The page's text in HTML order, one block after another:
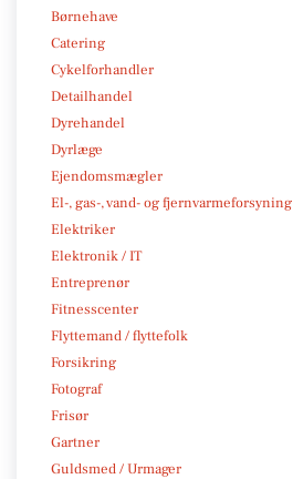
Børnehave
Catering
Cykelforhandler
Detailhandel
Dyrehandel
Dyrlæge
Ejendomsmægler
El-, gas-, vand- og fjernvarmeforsyning
Elektriker
Elektronik / IT
Entreprenør
Fitnesscenter
Flyttemand / flyttefolk
Forsikring
Fotograf
Frisør
Gartner
Guldsmed / Urmager